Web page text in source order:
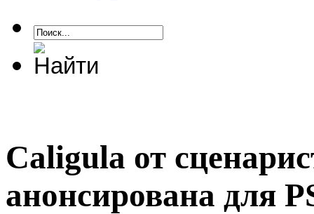
Caligula от
анонсирована для